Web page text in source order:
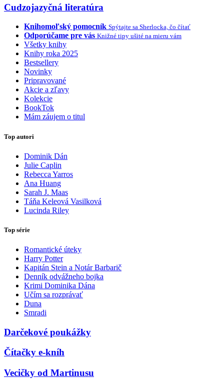
Cudzojazyčná literatúra
Knihomoľský pomocník Spýtajte sa Sherlocka, čo čítať
Odporúčame pre vás Knižné tipy ušité na mieru vám
Všetky knihy
Knihy roka 2025
Bestsellery
Novinky
Pripravované
Akcie a zľavy
Kolekcie
BookTok
Mám záujem o titul
Top autori
Dominik Dán
Julie Caplin
Rebecca Yarros
Ana Huang
Sarah J. Maas
Táňa Keleová Vasilková
Lucinda Riley
Top série
Romantické úteky
Harry Potter
Kapitán Stein a Notár Barbarič
Denník odvážneho bojka
Krimi Dominika Dána
Učím sa rozprávať
Duna
Smradi
Darčekové poukážky
Čítačky e-kníh
Vecičky od Martinusu